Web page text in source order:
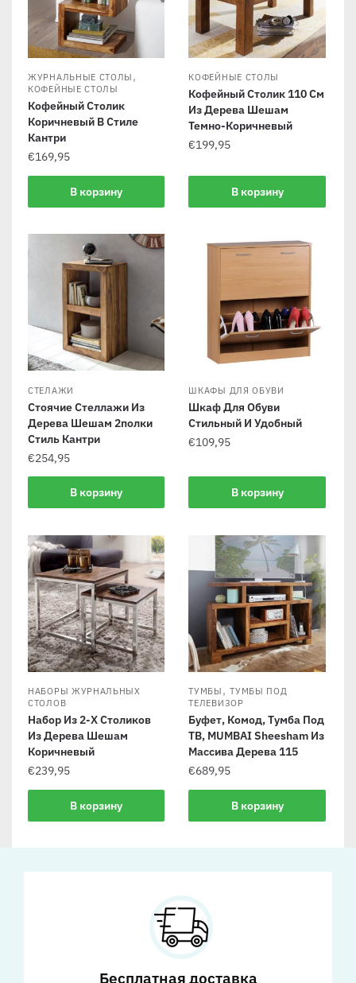
ЖУРНАЛЬНЫЕ СТОЛЫ ,
КОФЕЙНЫЕ СТОЛЫ
Кофейный Столик
Коричневый В Стиле
Кантри
€169,95
В корзину
КОФЕЙНЫЕ СТОЛЫ
Кофейный Столик 110 См
Из Дерева Шешам
Темно-Коричневый
€199,95
В корзину
СТЕЛАЖИ
Стоячие Стеллажи Из
Дерева Шешам 2полки
Стиль Кантри
€254,95
В корзину
ШКАФЫ ДЛЯ ОБУВИ
Шкаф Для Обуви
Стильный И Удобный
€109,95
В корзину
НАБОРЫ ЖУРНАЛЬНЫХ
СТОЛОВ
Набор Из 2-Х Столиков
Из Дерева Шешам
Коричневый
€239,95
В корзину
ТУМБЫ ,ТУМБЫ ПОД
ТЕЛЕВИЗОР
Буфет, Комод, Тумба Под
ТВ, MUMBAI Sheesham Из
Массива Дерева 115
€689,95
В корзину
Бесплатная доставка